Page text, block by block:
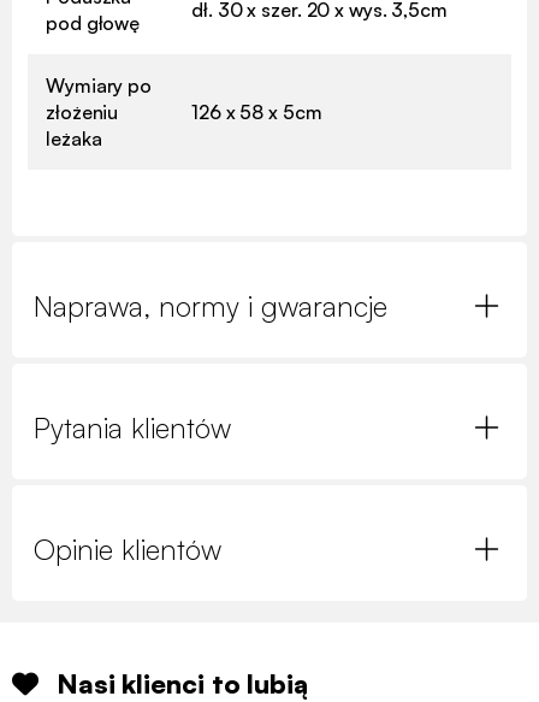
pod głowę
dł. 30 x szer. 20 x wys. 3,5cm
Wymiary po
złożeniu
leżaka
126 x 58 x 5cm
Naprawa, normy i gwarancje
Pytania klientów
Opinie klientów
Nasi klienci to lubią